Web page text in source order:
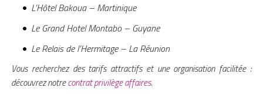
L’Hôtel Bakoua – Martinique
Le Grand Hotel Montabo – Guyane
Le Relais de l’Hermitage – La Réunion
Vous recherchez des tarifs attractifs et une organisation facilitée :
découvrez notrecontrat privilège affaires.